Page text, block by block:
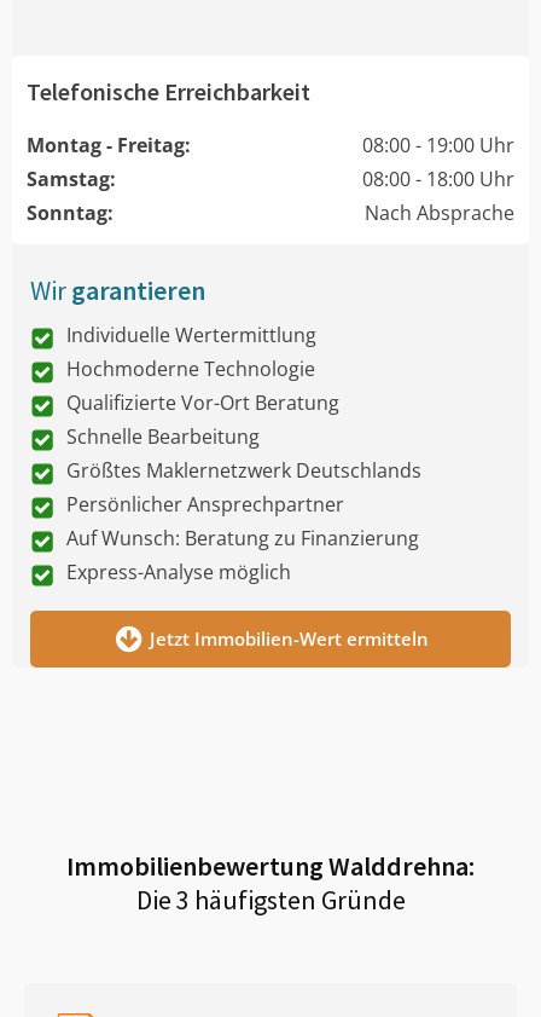
Telefonische Erreichbarkeit
Montag - Freitag:
08:00 - 19:00 Uhr
Samstag:
08:00 - 18:00 Uhr
Sonntag:
Nach Absprache
Wirgarantieren
Individuelle Wertermittlung
Hochmoderne Technologie
Qualifizierte Vor-Ort Beratung
Schnelle Bearbeitung
Größtes Maklernetzwerk Deutschlands
Persönlicher Ansprechpartner
Auf Wunsch: Beratung zu Finanzierung
Express-Analyse möglich
Jetzt Immobilien-Wert ermitteln
ImmobilienbewertungWalddrehna:
Die 3 häufigsten Gründe